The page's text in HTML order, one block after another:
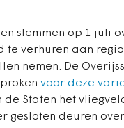
stemmen op 1 juli
te verhuren aan
nemen. De
voor deze
de Staten het
gesloten deuren